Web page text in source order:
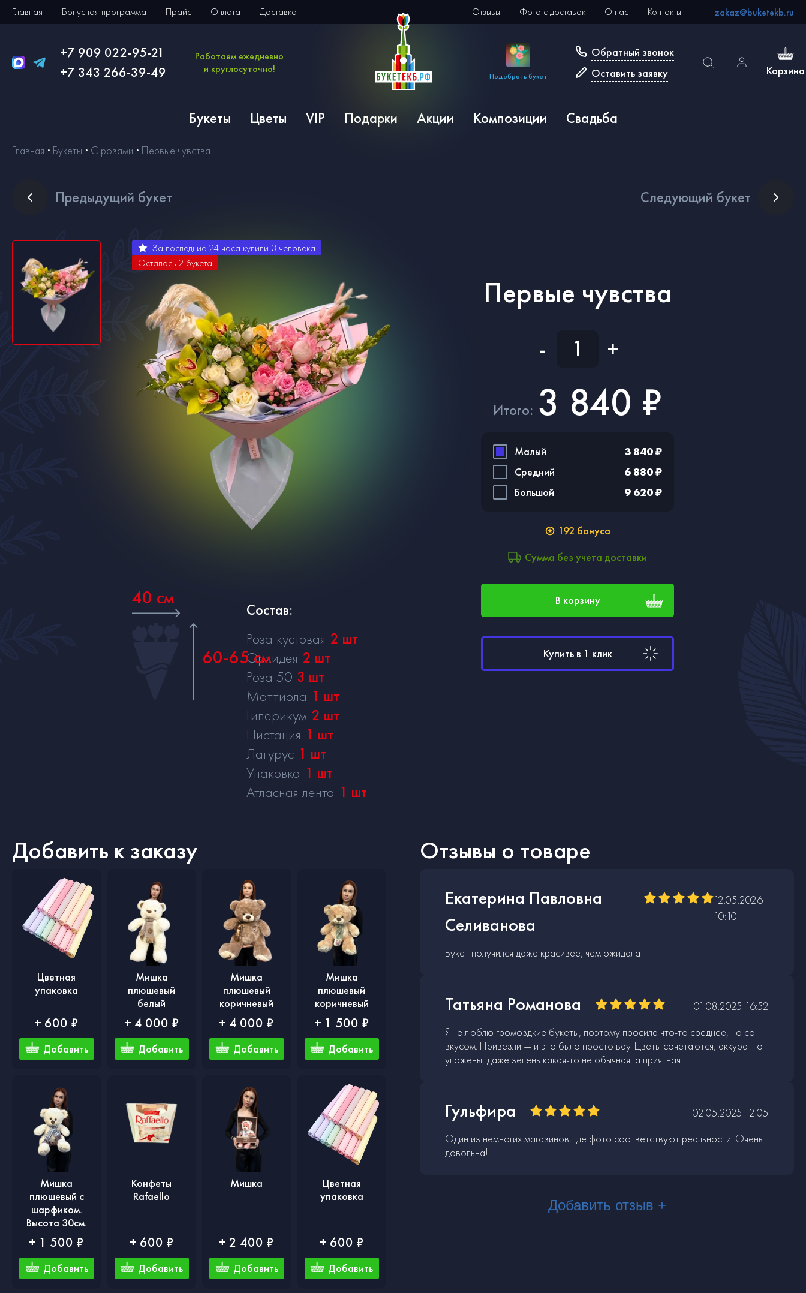
Главная Бонусная программа Прайс Оплата Доставка Отзывы Фото с доставок О нас Контакты zakaz@buketekb.ru
+7 909 022-95-21
+7 343 266-39-49
Работаем ежедневно
и круглосуточно!
Подобрать букет
Обратный звонок
Оставить заявку
Корзина
Букеты Цветы VIP Подарки Акции Композиции Свадьба
Главная Букеты С розами Первые чувства
Первые чувства
За последние 24 часа купили 3 человека
Осталось 2 букета
- +
Итого: 3 840 ₽
Малый
3 840 ₽
Средний
6 880 ₽
Большой
9 620 ₽
192 бонуса
Сумма без учета доставки
В корзину
Купить в 1 клик
Предыдущий букет Следующий букет
40 см
60-65 см
Состав:
Роза кустовая 2 шт
Орхидея 2 шт
Роза 50 3 шт
Маттиола 1 шт
Гиперикум 2 шт
Пистация 1 шт
Лагурус 1 шт
Упаковка 1 шт
Атласная лента 1 шт
Добавить к заказу
Цветная
упаковка
+ 600 ₽
Добавить
Мишка
плюшевый
белый
+ 4 000 ₽
Добавить
Мишка
плюшевый
коричневый
+ 4 000 ₽
Добавить
Мишка
плюшевый
коричневый
+ 1 500 ₽
Добавить
Мишка
плюшевый с
шарфиком.
Высота 30см.
+ 1 500 ₽
Добавить
Конфеты
Rafaello
+ 600 ₽
Добавить
Мишка
+ 2 400 ₽
Добавить
Цветная
упаковка
+ 600 ₽
Добавить
Отзывы о товаре
Екатерина Павловна
Селиванова
12.05.2026
10:10
Букет получился даже красивее, чем ожидала
Татьяна Романова
01.08.2025 16:52
Я не люблю громоздкие букеты, поэтому просила что-то среднее, но со
вкусом. Привезли — и это было просто вау. Цветы сочетаются, аккуратно
уложены, даже зелень какая-то не обычная, а приятная
Гульфира
02.05.2025 12:05
Один из немногих магазинов, где фото соответствуют реальности. Очень
довольна!
Добавить отзыв +